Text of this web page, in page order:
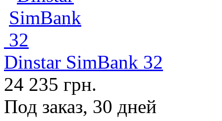
Dinstar SimBank 32
24 235 грн.
Под заказ, 30 дней